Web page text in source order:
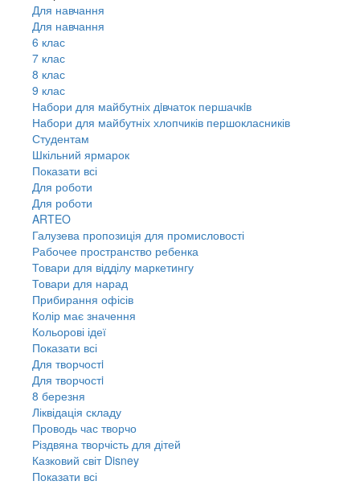
Для навчання
Для навчання
6 клас
7 клас
8 клас
9 клас
Набори для майбутніх дiвчаток першачкiв
Набори для майбутніх хлопчиків першокласників
Студентам
Шкільний ярмарок
Показати всі
Для роботи
Для роботи
ARTEO
Галузева пропозиція для промисловості
Рабочее пространство ребенка
Товари для відділу маркетингу
Товари для нарад
Прибирання офісів
Колір має значення
Кольорові ідеї
Показати всі
Для творчостi
Для творчостi
8 березня
Ліквідація складу
Проводь час творчо
Різдвяна творчість для дітей
Казковий світ Disney
Показати всі